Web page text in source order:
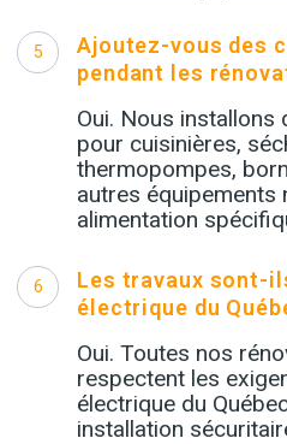
5
Ajoutez-vous des
pendant les
Oui. Nous
pour cuisinières,
thermopompes,
autres équipements
alimentation
6
Les travaux sont-
électrique du
Oui. Toutes nos
respectent les
électrique du
installation